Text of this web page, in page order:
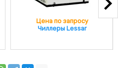
Цена по запросу
Чиллеры Lessar